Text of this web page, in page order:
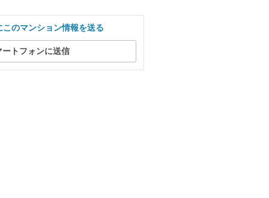
のマンション情報を送る
トフォンに送信